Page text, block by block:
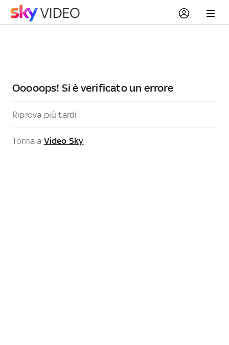
Ooooops! Si è verificato un errore
Riprova più tardi
Torna a Video Sky